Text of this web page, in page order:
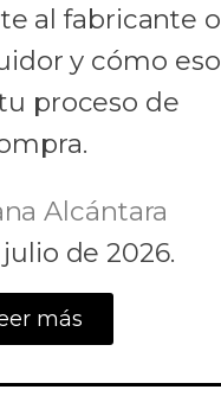
al fabricante o
y cómo eso
proceso de
Alcántara
de 2026.
más